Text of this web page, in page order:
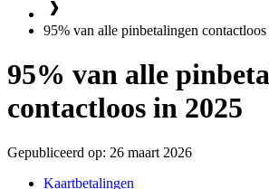
95% van alle pinbetalingen
95% van alle
contactloos in 2025
Gepubliceerd op: 26 maart 2026
Kaartbetalingen